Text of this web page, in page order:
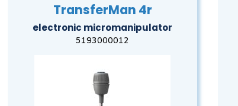
TransferMan 4r
electronic micromanipulator
5193000012